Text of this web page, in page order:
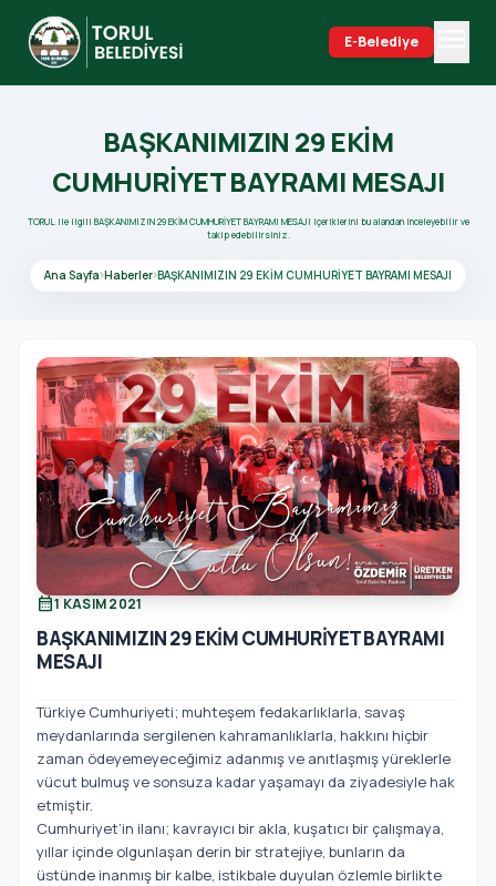
E-Belediye
BAŞKANIMIZIN 29 EKİM
CUMHURİYET BAYRAMI MESAJI
TORUL ile ilgili BAŞKANIMIZIN 29 EKİM CUMHURİYET BAYRAMI MESAJI içeriklerini bu alandan inceleyebilir ve
takip edebilirsiniz.
Ana Sayfa Haberler BAŞKANIMIZIN 29 EKİM CUMHURİYET BAYRAMI MESAJI
calendar_month1 KASIM 2021
BAŞKANIMIZIN 29 EKİM CUMHURİYET BAYRAMI
MESAJI
Türkiye Cumhuriyeti; muhteşem fedakarlıklarla, savaş
meydanlarında sergilenen kahramanlıklarla, hakkını hiçbir
zaman ödeyemeyeceğimiz adanmış ve anıtlaşmış yüreklerle
vücut bulmuş ve sonsuza kadar yaşamayı da ziyadesiyle hak
etmiştir.
Cumhuriyet’in ilanı; kavrayıcı bir akla, kuşatıcı bir çalışmaya,
yıllar içinde olgunlaşan derin bir stratejiye, bunların da
üstünde inanmış bir kalbe, istikbale duyulan özlemle birlikte